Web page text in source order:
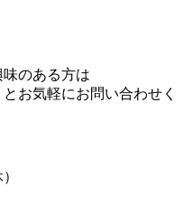
のある⽅は
お気軽にお問い合わせく